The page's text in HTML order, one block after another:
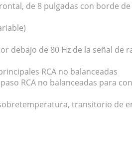
de 8 pulgadas con borde
de 80 Hz de la señal de
RCA no balanceadas
RCA no balanceadas para
transitorio de